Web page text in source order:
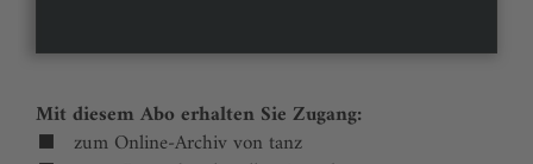
Mit diesem Abo erhalten Sie Zugang:
zum Online-Archiv von tanz